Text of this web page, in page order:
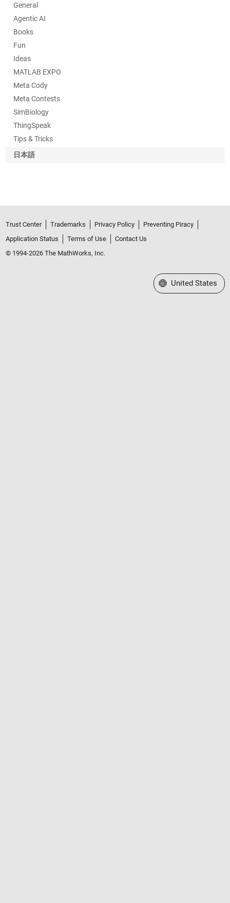
General
Agentic AI
Books
Fun
Ideas
MATLAB EXPO
Meta Cody
Meta Contests
SimBiology
ThingSpeak
Tips & Tricks
日本語
Trust Center Trademarks Privacy Policy
Preventing Piracy
Application Status
Terms of Use
Contact Us
© 1994-2026 The MathWorks, Inc.
Select a Web Site
United States